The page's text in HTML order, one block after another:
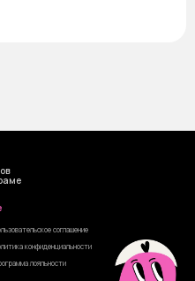
соглашение
конфиденциальности
лояльности